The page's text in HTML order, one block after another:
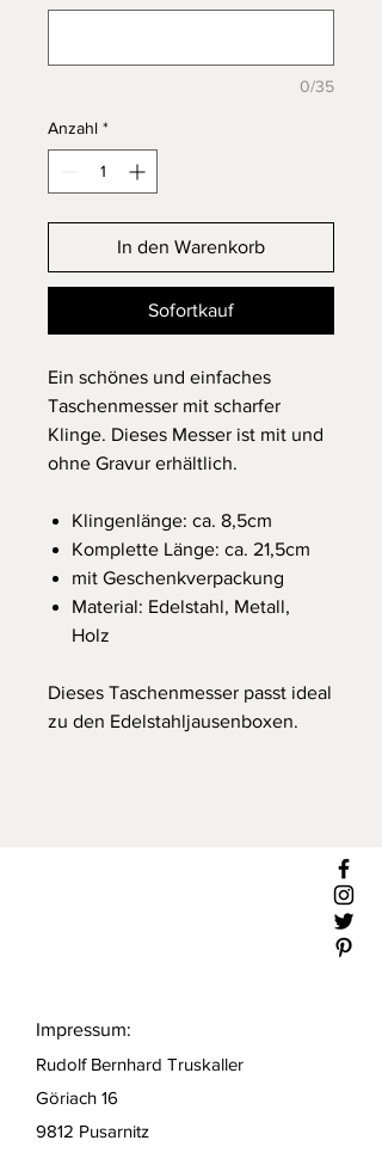
0/35
Anzahl *
In den Warenkorb
Sofortkauf
Ein schönes und einfaches
Taschenmesser mit scharfer
Klinge. Dieses Messer ist mit und
ohne Gravur erhältlich.
Klingenlänge: ca. 8,5cm
Komplette Länge: ca. 21,5cm
mit Geschenkverpackung
Material: Edelstahl, Metall,
Holz
Dieses Taschenmesser passt ideal
zu den Edelstahljausenboxen.
Impressum:
Rudolf Bernhard Truskaller
Göriach 16
9812 Pusarnitz